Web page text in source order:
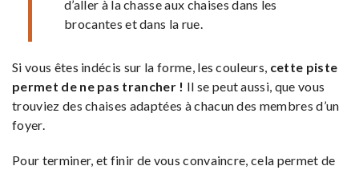
d’aller à la chasse aux chaises dans les
brocantes et dans la rue.
Si vous êtes indécis sur la forme, les couleurs, cette piste
permet de ne pas trancher ! Il se peut aussi, que vous
trouviez des chaises adaptées à chacun des membres d’un
foyer.
Pour terminer, et finir de vous convaincre, cela permet de